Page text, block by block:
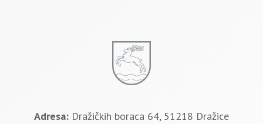
Adresa: Dražičkih boraca 64, 51218 Dražice